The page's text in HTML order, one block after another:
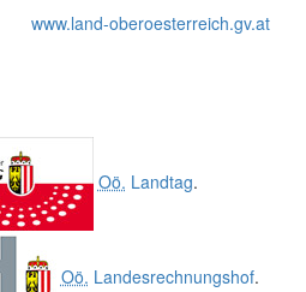
www.land-oberoesterreich.gv.at
Oö. Landtag.
Oö. Landesrechnungshof.